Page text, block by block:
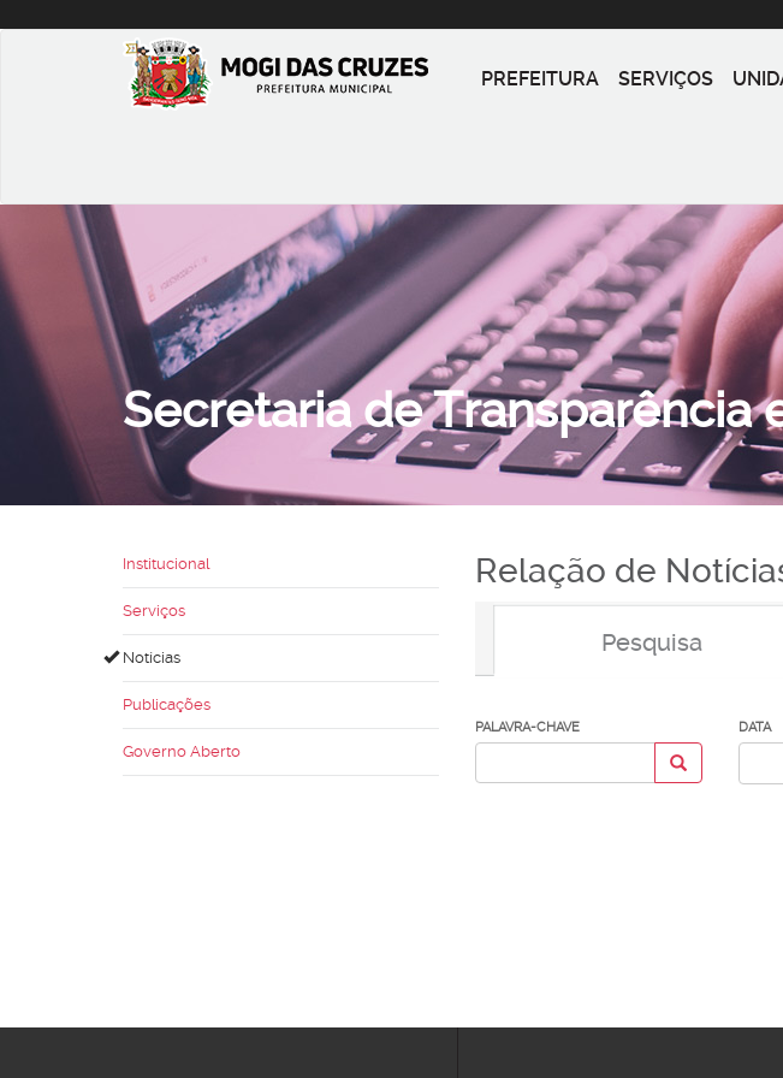
PREFEITURA SERVIÇOS
Secretaria de Transparência
Institucional
Serviços
Notícias
Publicações
Governo Aberto
Relação de
Pesquisa
PALAVRA-CHAVE DATA